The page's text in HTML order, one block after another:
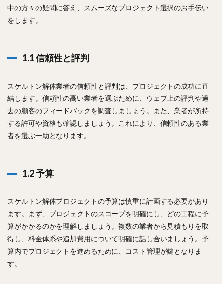
中の方々の疑問に答え、スムーズなプロジェクト選択のお手伝い
をします。
1.1 信頼性と評判
スケルトン解体業者の信頼性と評判は、プロジェクトの成功に直
結します。信頼性の高い業者を選ぶために、ウェブ上の評判や過
去の顧客のフィードバックを調査しましょう。また、業者が所持
する許可や資格も確認しましょう。これにより、信頼性のある業
者を選ぶ一助となります。
1.2 予算
スケルトン解体プロジェクトの予算は慎重に計画する必要があり
ます。まず、プロジェクトのスコープを明確にし、どの工程に予
算がかかるのかを理解しましょう。複数の業者から見積もりを取
得し、料金体系や追加費用について明確に話し合いましょう。予
算内でプロジェクトを進めるために、コスト管理が鍵となりま
す。